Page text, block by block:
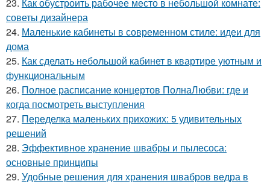
23. Как обустроить рабочее место в небольшой комнате:
советы дизайнера
24. Маленькие кабинеты в современном стиле: идеи для
дома
25. Как сделать небольшой кабинет в квартире уютным и
функциональным
26. Полное расписание концертов ПолнаЛюбви: где и
когда посмотреть выступления
27. Переделка маленьких прихожих: 5 удивительных
решений
28. Эффективное хранение швабры и пылесоса:
основные принципы
29. Удобные решения для хранения швабров ведра в